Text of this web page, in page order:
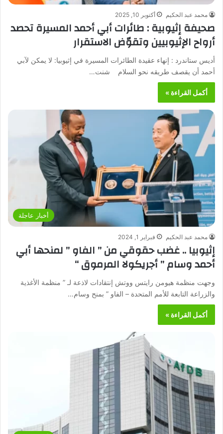
محمد عبد الحكيم أكتوبر 10, 2025
صحيفة إثيوبية : طائرات أبي أحمد المسيرة تحصد
أرواح الإثيوبيين وتقوّض الاستقرار
أديس ستاندرد : إنهاء عقيدة الطائرات المسيرة في إثيوبيا: لا يمكن لآبي
أحمد أن يقصف طريقه نحو السلام شنت…
أكمل القراءة »
أخبار عاجلة
محمد عبد الحكيم فبراير 1, 2024
إثيوبيا .. غضب حقوقي من ” الفاو ” لمنحها أبي
أحمد وسام ” أجريكولا المرموق “
وجهت منظمة هيومن رايتس ووتش إنتقادات لاذعة لـ ” منظمة الأغذية
والزراعة التابعة للأمم المتحدة – الفاو ” بمنح وسام…
أكمل القراءة »